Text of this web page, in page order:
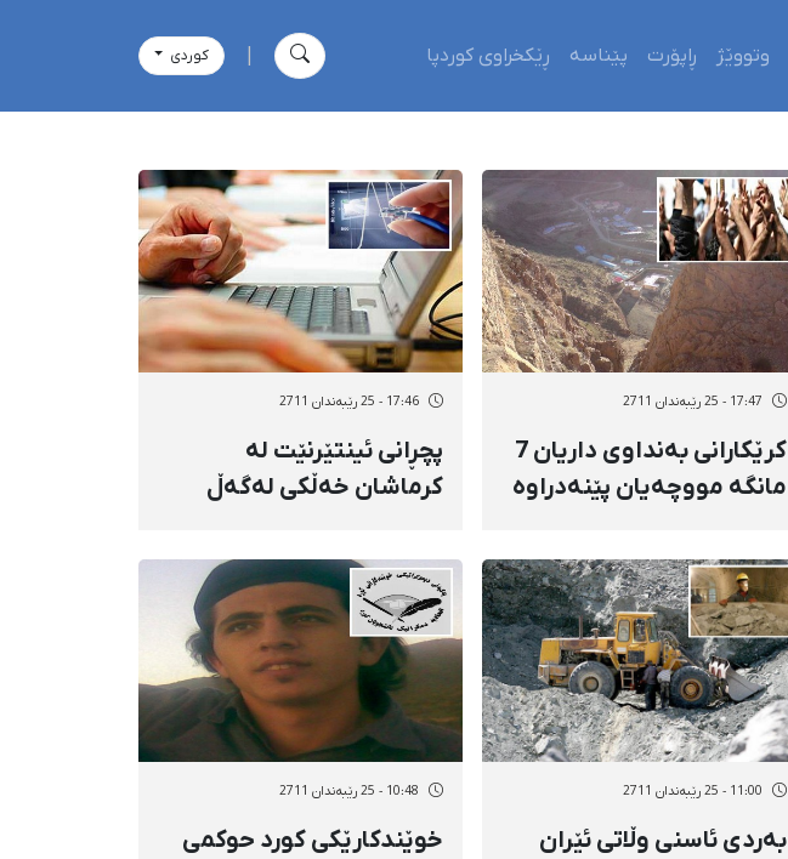
وتووێژ ڕاپۆرت پێناسە ڕێکخراوی کوردپا كوردی
17:47 - 25 رێبەندان 2711
كرێكارانی بەنداوی داریان 7
مانگە مووچەیان پێنەدراوە
17:46 - 25 رێبەندان 2711
پچڕانی ئینتێرنێت لە
كرماشان خەڵكی لەگەڵ
11:00 - 25 رێبەندان 2711
بەردی ئاسنی وڵاتی ئێران
10:48 - 25 رێبەندان 2711
خوێندكارێكی كورد حوكمی